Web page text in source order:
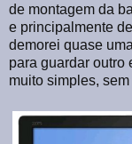
de montagem da
e principalmente
demorei quase
para guardar outro
muito simples, sem